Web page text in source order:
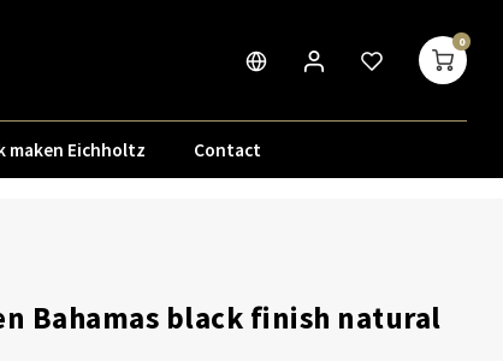
0
maken Eichholtz Contact
Bahamas black finish natural